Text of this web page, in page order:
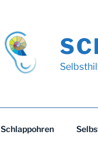
Schlappohren